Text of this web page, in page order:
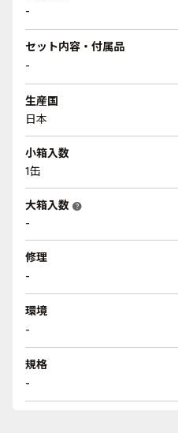
-
セット内容・付属品
-
生産国
日本
小箱入数
1缶
大箱入数 help
-
修理
-
環境
-
規格
-